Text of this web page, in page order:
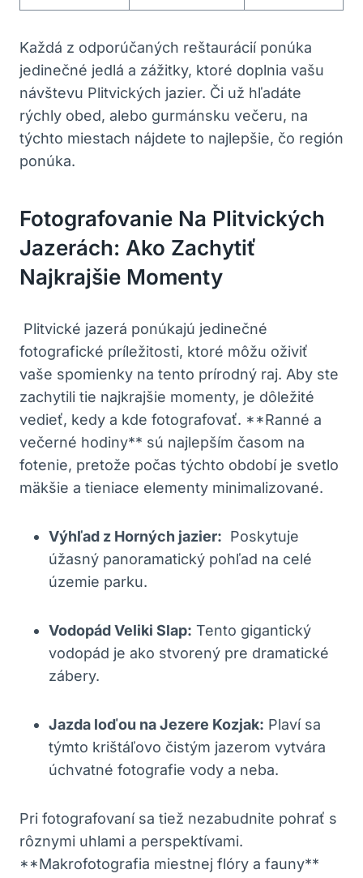
Každá z odporúčaných reštaurácií ponúka
⁣jedinečné jedlá a zážitky, ktoré doplnia vašu⁤
návštevu ‌Plitvických jazier. ​Či už hľadáte
rýchly obed, alebo gurmánsku večeru, na
týchto ⁣miestach nájdete to ⁤najlepšie, čo región
ponúka.
Fotografovanie Na ⁣Plitvických
⁤jazerách: Ako ‍zachytiť
Najkrajšie Momenty
⁤⁤ Plitvické ​jazerá ponúkajú jedinečné
fotografické príležitosti, ktoré môžu⁤ oživiť
vaše spomienky na tento prírodný raj. Aby⁢ ste
zachytili​ tie najkrajšie momenty, je‌ dôležité
vedieť, kedy a kde fotografovať. **Ranné a
večerné hodiny** sú ⁢najlepším časom ⁣na
‍fotenie, pretože počas týchto období je svetlo
mäkšie a tieniace elementy minimalizované.
Výhľad z Horných jazier: ⁢ Poskytuje
úžasný panoramatický ⁣pohľad​ na celé
⁣územie parku.
Vodopád Veliki Slap: Tento gigantický
vodopád je ako stvorený pre dramatické
zábery.
Jazda‍ loďou na Jezere Kozjak: Plaví sa ​
týmto ⁣krištáľovo čistým jazerom vytvára‍
úchvatné fotografie vody a neba.
Pri‍ fotografovaní sa tiež nezabudnite pohrať s
rôznymi uhlami⁤ a ‌perspektívami.
**Makrofotografia miestnej flóry a fauny**